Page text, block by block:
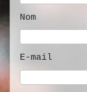
Nom
E-mail